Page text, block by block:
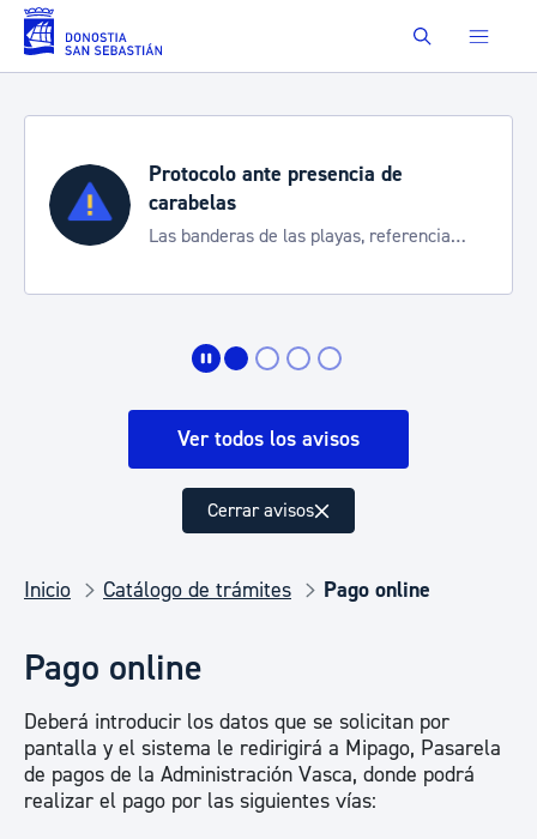
Saltar al contenido principal Buscar
Protocolo ante presencia de
carabelas
Las banderas de las playas, referencia
Ver todos los avisos
Cerrar avisos
Inicio Catálogo de trámites Pago online
Pago online
Deberá introducir los datos que se solicitan por
pantalla y el sistema le redirigirá a Mipago, Pasarela
de pagos de la Administración Vasca, donde podrá
realizar el pago por las siguientes vías: